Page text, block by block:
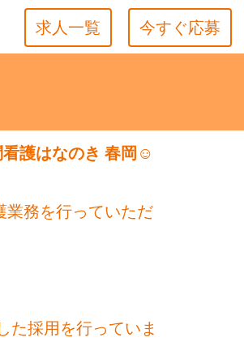
今すぐ応募
求人一覧
看護はなのき 春岡☺︎
業務を行っていただ
た採用を行っていま